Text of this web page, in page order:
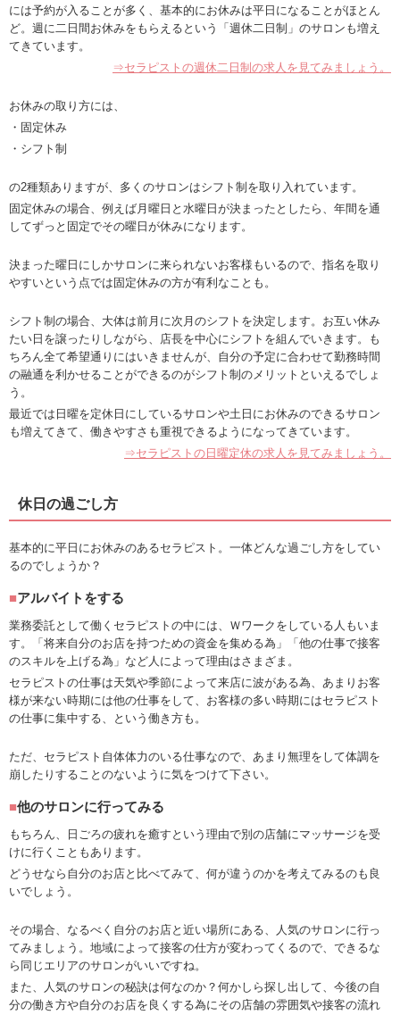
には予約が入ることが多く、基本的にお休みは平日になることがほとん
ど。週に二日間お休みをもらえるという「週休二日制」のサロンも増え
てきています。
⇒セラピストの週休二日制の求人を見てみましょう。
お休みの取り方には、
・固定休み
・シフト制
の2種類ありますが、多くのサロンはシフト制を取り入れています。
固定休みの場合、例えば月曜日と水曜日が決まったとしたら、年間を通
してずっと固定でその曜日が休みになります。
決まった曜日にしかサロンに来られないお客様もいるので、指名を取り
やすいという点では固定休みの方が有利なことも。
シフト制の場合、大体は前月に次月のシフトを決定します。お互い休み
たい日を譲ったりしながら、店長を中心にシフトを組んでいきます。も
ちろん全て希望通りにはいきませんが、自分の予定に合わせて勤務時間
の融通を利かせることができるのがシフト制のメリットといえるでしょ
う。
最近では日曜を定休日にしているサロンや土日にお休みのできるサロン
も増えてきて、働きやすさも重視できるようになってきています。
⇒セラピストの日曜定休の求人を見てみましょう。
休日の過ごし方
基本的に平日にお休みのあるセラピスト。一体どんな過ごし方をしてい
るのでしょうか？
アルバイトをする
業務委託として働くセラピストの中には、Ｗワークをしている人もいま
す。「将来自分のお店を持つための資金を集める為」「他の仕事で接客
のスキルを上げる為」など人によって理由はさまざま。
セラピストの仕事は天気や季節によって来店に波がある為、あまりお客
様が来ない時期には他の仕事をして、お客様の多い時期にはセラピスト
の仕事に集中する、という働き方も。
ただ、セラピスト自体体力のいる仕事なので、あまり無理をして体調を
崩したりすることのないように気をつけて下さい。
他のサロンに行ってみる
もちろん、日ごろの疲れを癒すという理由で別の店舗にマッサージを受
けに行くこともあります。
どうせなら自分のお店と比べてみて、何が違うのかを考えてみるのも良
いでしょう。
その場合、なるべく自分のお店と近い場所にある、人気のサロンに行っ
てみましょう。地域によって接客の仕方が変わってくるので、できるな
ら同じエリアのサロンがいいですね。
また、人気のサロンの秘訣は何なのか？何かしら探し出して、今後の自
分の働き方や自分のお店を良くする為にその店舗の雰囲気や接客の流れ